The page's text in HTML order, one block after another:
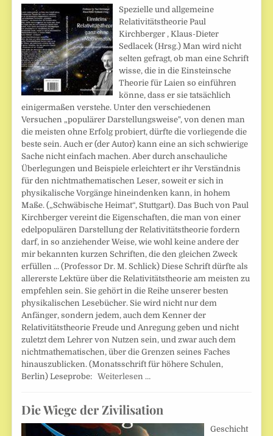
Spezielle und allgemeine
Relativitätstheorie Paul
Kirchberger , Klaus-Dieter
Sedlacek (Hrsg.) Man wird nicht
selten gefragt, ob man eine Schrift
wisse, die in die Einsteinsche
Theorie für Laien so einführen
könne, dass er sie tatsächlich
einigermaßen verstehe. Unter den verschiedenen
Versuchen „populärer Darstellungsweise", von denen man
die meisten ohne Erfolg probiert, dürfte die vorliegende die
beste sein. Auch er (der Autor) kann eine an sich schwierige
Sache nicht einfach machen. Aber durch anschauliche
Überlegungen und Beispiele erleichtert er ihr Verständnis
für den nichtmathematischen Leser, soweit er sich in
physikalische Vorgänge hineindenken kann, in hohem
Maße. („Schwäbische Heimat“, Stuttgart). Das Buch von Paul
Kirchberger vereint die Eigenschaften, die man von einer
edelpopulären Darstellung der Relativitätstheorie fordern
darf, in so anziehender Weise, wie wohl keine andere der
mir bekannten kurzen Schriften, die den gleichen Zweck
erfüllen ... (Professor Dr. M. Schlick) Diese Schrift dürfte als
allererste Lektüre über die Relativitätstheorie am meisten zu
empfehlen sein. Sie gehört in die Reihe unserer besten
physikalischen Lesebücher. Sie wird nicht nur dem
Anfänger, sondern jedem, auch dem Kenner der
Relativitätstheorie Freude und Anregung geben und nicht
zuletzt dem Lehrer von Nutzen sein, und zwar auch dem
nichtmathematischen, über die Grenzen seines Faches
hinauszublicken. (Monatsschrift für höhere Schulen,
Berlin) Leseprobe:Weiterlesen …
Die Wiege der Zivilisation
Geschicht